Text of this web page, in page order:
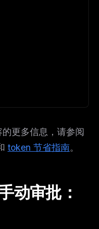
更多信息，请参阅
token 节省指南。
动审批：